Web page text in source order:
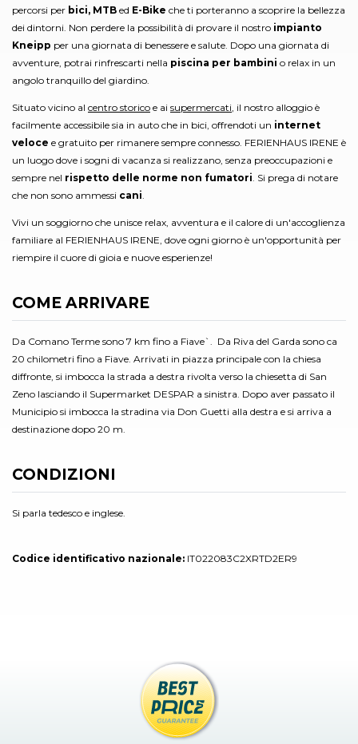
percorsi per bici, MTB ed E-Bike che ti porteranno a scoprire la bellezza
dei dintorni. Non perdere la possibilità di provare il nostro impianto
Kneipp per una giornata di benessere e salute. Dopo una giornata di
avventure, potrai rinfrescarti nella piscina per bambini o relax in un
angolo tranquillo del giardino.
Situato vicino al centro storico e ai supermercati, il nostro alloggio è
facilmente accessibile sia in auto che in bici, offrendoti un internet
veloce e gratuito per rimanere sempre connesso. FERIENHAUS IRENE è
un luogo dove i sogni di vacanza si realizzano, senza preoccupazioni e
sempre nel rispetto delle norme non fumatori. Si prega di notare
che non sono ammessi cani.
Vivi un soggiorno che unisce relax, avventura e il calore di un'accoglienza
familiare al FERIENHAUS IRENE, dove ogni giorno è un'opportunità per
riempire il cuore di gioia e nuove esperienze!
COME ARRIVARE
Da Comano Terme sono 7 km fino a Fiave`. Da Riva del Garda sono ca
20 chilometri fino a Fiave. Arrivati in piazza principale con la chiesa
diffronte, si imbocca la strada a destra rivolta verso la chiesetta di San
Zeno lasciando il Supermarket DESPAR a sinistra. Dopo aver passato il
Municipio si imbocca la stradina via Don Guetti alla destra e si arriva a
destinazione dopo 20 m.
CONDIZIONI
Si parla tedesco e inglese.
Codice identificativo nazionale: IT022083C2XRTD2ER9